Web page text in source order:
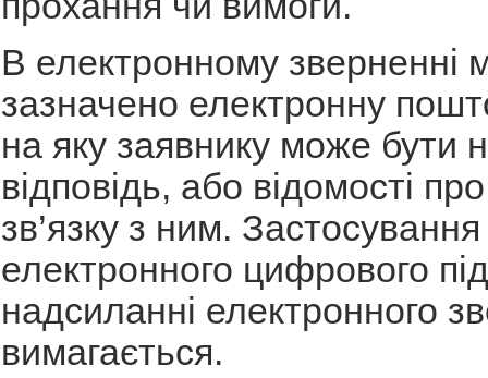
В електронному зверненні
зазначено електронну
на яку заявнику може бути
відповідь, або відомості
зв’язку з ним. Застосування
електронного цифрового
надсиланні електронного
вимагається.